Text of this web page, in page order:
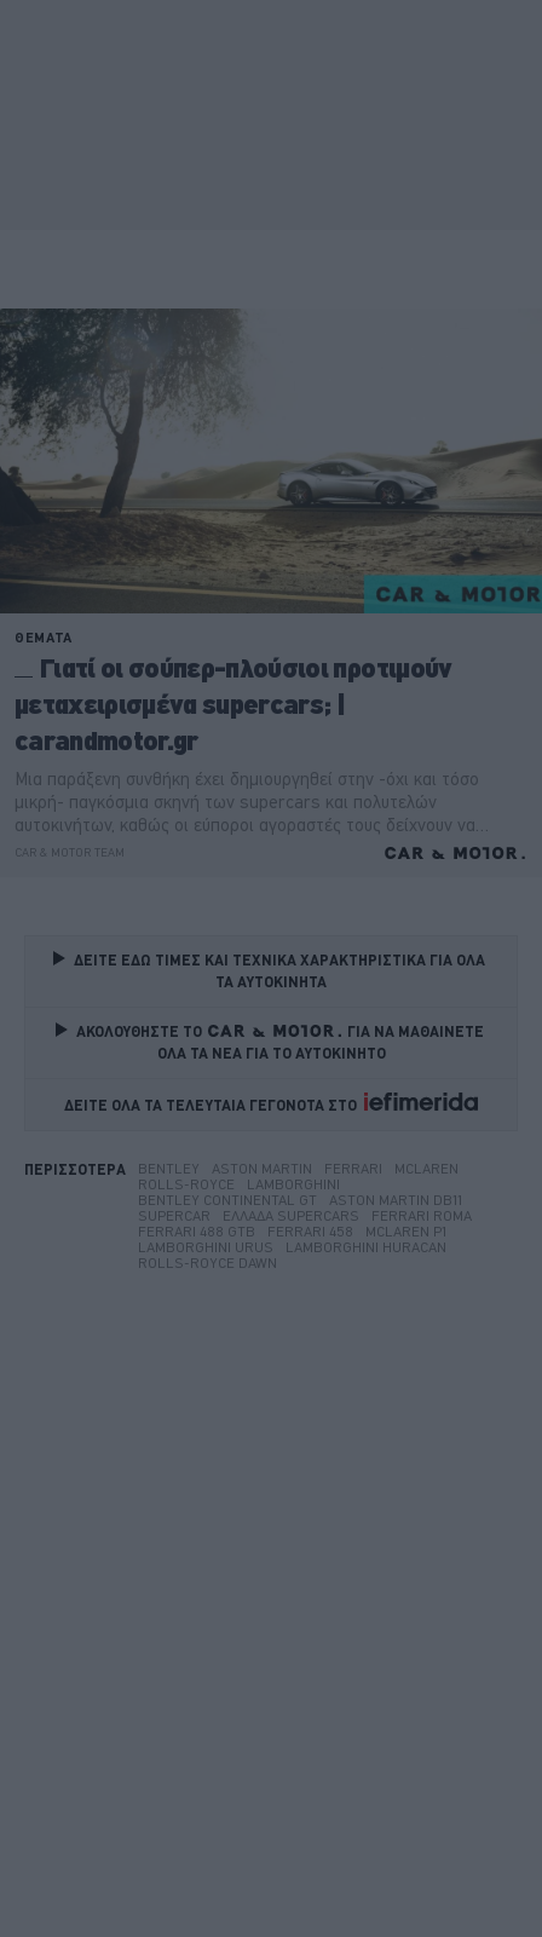
ΔΕΙΤΕ ΕΔΩ ΤΙΜΕΣ ΚΑΙ ΤΕΧΝΙΚΑ ΧΑΡΑΚΤΗΡΙΣΤΙΚΑ ΓΙΑ ΟΛΑ
ΤΑ ΑΥΤΟΚΙΝΗΤΑ
ΑΚΟΛΟΥΘΗΣΤΕ ΤΟ
ΓΙΑ ΝΑ ΜΑΘΑΙΝΕΤΕ
ΟΛΑ ΤΑ ΝΕΑ ΓΙΑ ΤΟ ΑΥΤΟΚΙΝΗΤΟ
ΔΕΙΤΕ ΟΛΑ ΤΑ ΤΕΛΕΥΤΑΙΑ ΓΕΓΟΝΟΤΑ ΣΤΟ
ΠΕΡΙΣΣΟΤΕΡΑ BENTLEY ASTON MARTIN FERRARI
MCLAREN
ROLLS-ROYCE
LAMBORGHINI
BENTLEY CONTINENTAL GT
ASTON MARTIN DB11
SUPERCAR
ΕΛΛΆΔΑ SUPERCARS
FERRARI ROMA
FERRARI 488 GTB
FERRARI 458
MCLAREN P1
LAMBORGHINI URUS
LAMBORGHINI HURACAN
ROLLS-ROYCE DAWN